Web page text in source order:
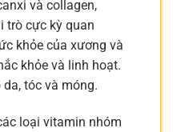
và collagen,
trò cực kỳ quan
khỏe của xương và
khỏe và linh hoạt.
tóc và móng.
loại vitamin nhóm